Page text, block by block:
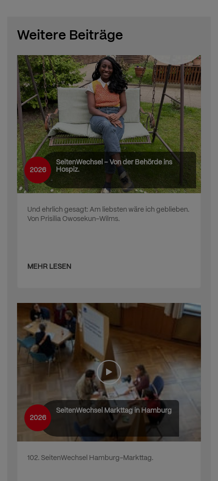
Weitere Beiträge
2026
SeitenWechsel – Von der Behörde ins
Hospiz.
Und ehrlich gesagt: Am liebsten wäre ich geblieben.
Von Prisilia Owosekun-Wilms.
MEHR LESEN
2026
SeitenWechsel Markttag in Hamburg
102. SeitenWechsel Hamburg-Markttag.